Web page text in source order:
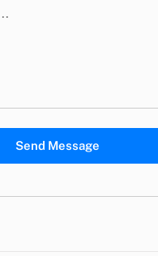
Send Message